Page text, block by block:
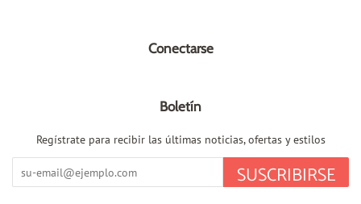
Conectarse
Boletín
Regístrate para recibir las últimas noticias, ofertas y estilos
SUSCRIBIRSE